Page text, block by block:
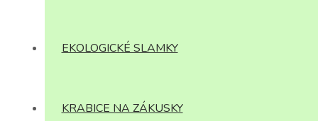
EKOLOGICKÉ SLAMKY
KRABICE NA ZÁKUSKY